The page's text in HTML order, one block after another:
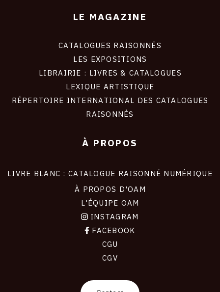
LE MAGAZINE
CATALOGUES RAISONNÉS
LES EXPOSITIONS
LIBRAIRIE : LIVRES & CATALOGUES
LEXIQUE ARTISTIQUE
RÉPERTOIRE INTERNATIONAL DES CATALOGUES
RAISONNÉS
À PROPOS
LIVRE BLANC : CATALOGUE RAISONNÉ NUMÉRIQUE
À PROPOS D'OAM
L'ÉQUIPE OAM
INSTAGRAM
FACEBOOK
CGU
CGV